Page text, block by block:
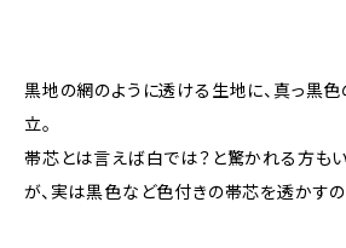
黒地の網のように透ける生地に、真っ黒
立。
帯芯とは言えば白では？と驚かれる方も
が、実は黒色など色付きの帯芯を透かす